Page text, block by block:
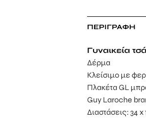
ΠΕΡΙΓΡΑΦΉ
Γυναικεία
Δέρμα
Κλείσιμο με
Πλακέτα GL
Guy Laroche
Διαστάσεις: 34 x